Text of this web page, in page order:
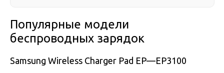
Популярные модели
беспроводных зарядок
Samsung Wireless Charger Pad EP—EP3100